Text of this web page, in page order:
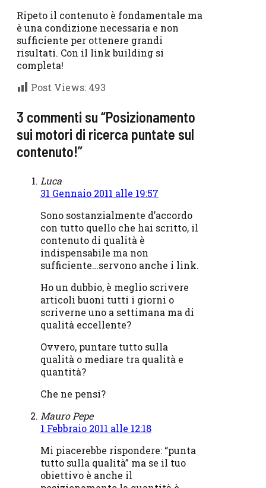
Ripeto il contenuto è fondamentale ma
è una condizione necessaria e non
sufficiente per ottenere grandi
risultati. Con il link building si
completa!
Post Views: 493
3 commenti su “Posizionamento
sui motori di ricerca puntate sul
contenuto!”
Luca
31 Gennaio 2011 alle 19:57
Sono sostanzialmente d’accordo
con tutto quello che hai scritto, il
contenuto di qualità è
indispensabile ma non
sufficiente…servono anche i link.
Ho un dubbio, è meglio scrivere
articoli buoni tutti i giorni o
scriverne uno a settimana ma di
qualità eccellente?
Ovvero, puntare tutto sulla
qualità o mediare tra qualità e
quantità?
Che ne pensi?
Mauro Pepe
1 Febbraio 2011 alle 12:18
Mi piacerebbe rispondere: “punta
tutto sulla qualità” ma se il tuo
obiettivo è anche il